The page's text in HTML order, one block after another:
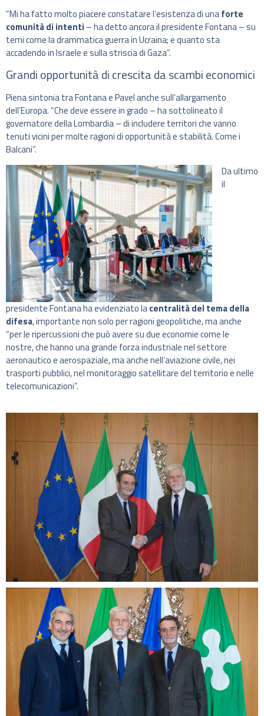
“Mi ha fatto molto piacere constatare l’esistenza di unaforte
comunità di intenti – ha detto ancora il presidente Fontana – su
temi come la drammatica guerra in Ucraina; e quanto sta
accadendo in Israele e sulla striscia di Gaza”.
Grandi opportunità di crescita da scambi economici
Piena sintonia tra Fontana e Pavel anche sull’allargamento
dell’Europa. “Che deve essere in grado – ha sottolineato il
governatore della Lombardia – di includere territori che vanno
tenuti vicini per molte ragioni di opportunità e stabilità. Come i
Balcani”.
Da ultimo
il
presidente Fontana ha evidenziato lacentralità del tema della
difesa, importante non solo per ragioni geopolitiche, ma anche
“per le ripercussioni che può avere su due economie come le
nostre, che hanno una grande forza industriale nel settore
aeronautico e aerospaziale, ma anche nell’aviazione civile, nei
trasporti pubblici, nel monitoraggio satellitare del territorio e nelle
telecomunicazioni”.